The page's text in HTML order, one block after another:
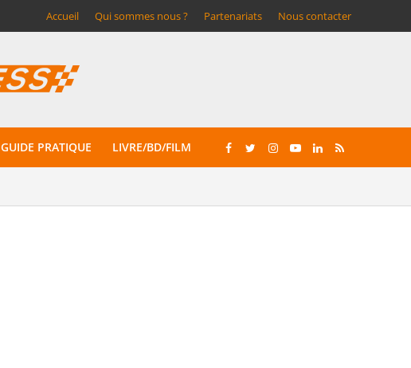
Accueil Qui sommes nous ? Partenariats Nous contacter
GUIDE PRATIQUE LIVRE/BD/FILM